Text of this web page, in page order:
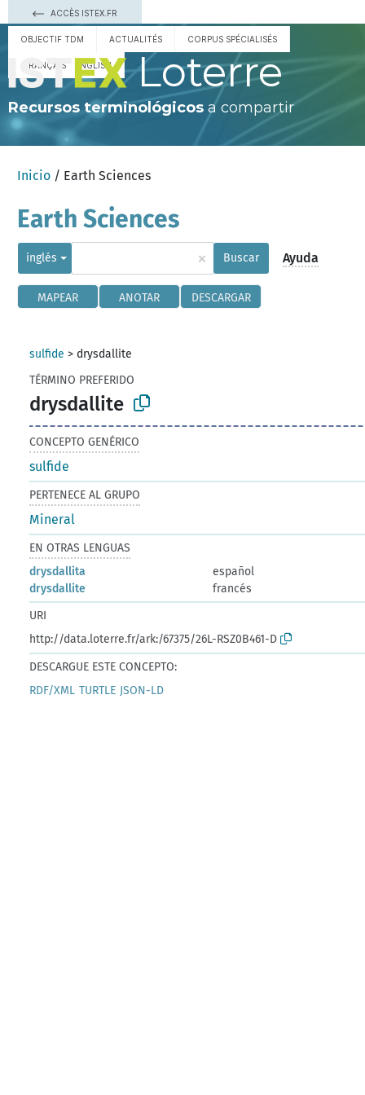
ACCÈS ISTEX.FR
OBJECTIF TDM ACTUALITÉS CORPUS SPÉCIALISÉS
FRANÇAIS ENGLISH Loterre
Recursos terminológicos a compartir
Inicio / Earth Sciences
Earth Sciences
inglés × Buscar Ayuda
MAPEAR ANOTAR DESCARGAR
sulfide > drysdallite
TÉRMINO PREFERIDO
drysdallite
CONCEPTO GENÉRICO
sulfide
PERTENECE AL GRUPO
Mineral
EN OTRAS LENGUAS
drysdallita
español
drysdallite
francés
URI
http://data.loterre.fr/ark:/67375/26L-RSZ0B461-D
DESCARGUE ESTE CONCEPTO:
RDF/XML TURTLE JSON-LD